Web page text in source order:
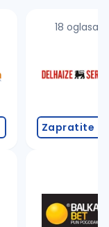
č, ć, š, đ,
18 oglasa
Zapratite